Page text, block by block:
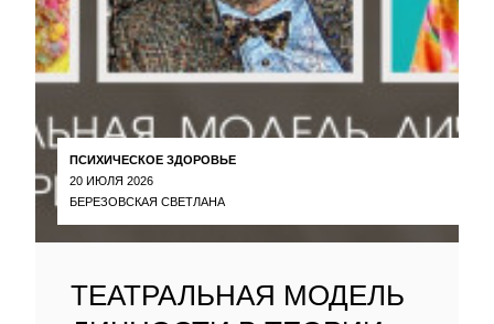
ПСИХИЧЕСКОЕ ЗДОРОВЬЕ
20 ИЮЛЯ 2026
БЕРЕЗОВСКАЯ СВЕТЛАНА
ТЕАТРАЛЬНАЯ МОДЕЛЬ